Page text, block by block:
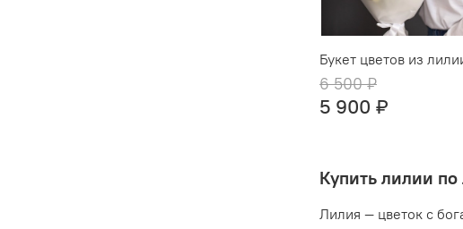
Букет цветов из
6 500 ₽
5 900 ₽
Купить лилии
Лилия — цветок с